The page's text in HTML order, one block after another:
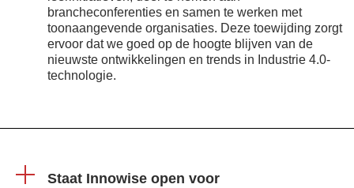
brancheconferenties en samen te werken met
toonaangevende organisaties. Deze toewijding zorgt
ervoor dat we goed op de hoogte blijven van de
nieuwste ontwikkelingen en trends in Industrie 4.0-
technologie.
Staat Innowise open voor